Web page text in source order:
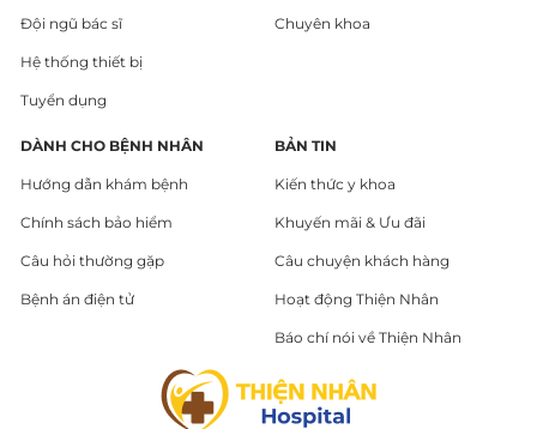
Đội ngũ bác sĩ
Hệ thống thiết bị
Tuyển dụng
Chuyên khoa
DÀNH CHO BỆNH NHÂN
Hướng dẫn khám bệnh
Chính sách bảo hiểm
Câu hỏi thường gặp
Bệnh án điện tử
BẢN TIN
Kiến thức y khoa
Khuyến mãi & Ưu đãi
Câu chuyện khách hàng
Hoạt động Thiện Nhân
Báo chí nói về Thiện Nhân